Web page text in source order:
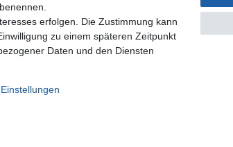
erfolgen. Die Zustimmung kann
zu einem späteren Zeitpunkt
Daten und den Diensten